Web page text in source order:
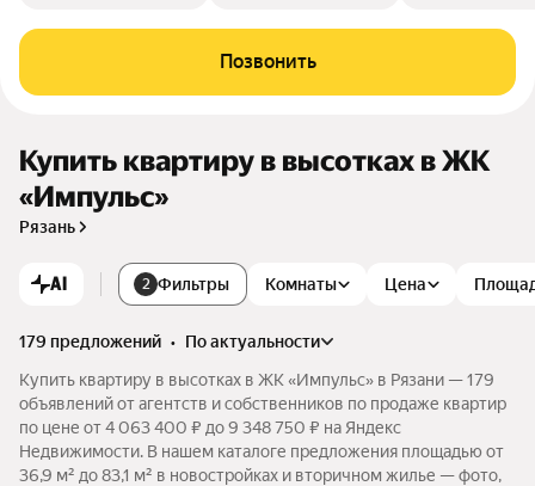
Позвонить
Купить квартиру в высотках в ЖК
«Импульс»
Рязань
AI 2 Фильтры Комнаты Цена
179 предложений •
по актуальности
Купить квартиру в высотках в ЖК «Импульс» в Рязани — 179
объявлений от агентств и собственников по продаже квартир
по цене от 4 063 400 ₽ до 9 348 750 ₽ на Яндекс
Недвижимости. В нашем каталоге предложения площадью от
36,9 м² до 83,1 м² в новостройках и вторичном жилье — фото,